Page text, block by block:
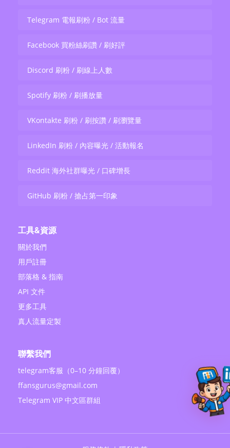
Telegram 電報刷粉 / Bot 流量
Facebook 買粉絲刷讚 / 刷好評
Discord 刷粉 / 刷線上人數
Spotify 刷粉 / 刷播放量
VKontakte 刷粉 / 刷按讚 / 刷瀏覽量
LinkedIn 刷粉 / 內容曝光 / 活動報名
Reddit 海外社群曝光 / 口碑增長
GitHub 刷粉 / 搶占第一印象
工具&資源
關於我們
用戶註冊
部落格 & 指南
API 文件
更多工具
真人流量定製
聯繫我們
telegram客服（0–10 分鐘回覆）
ffansgurus@gmail.com
Telegram VIP 中文區群組